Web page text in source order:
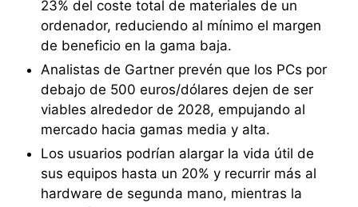
23% del coste total de materiales de un
ordenador, reduciendo al mínimo el margen
de beneficio en la gama baja.
Analistas de Gartner prevén que los PCs por
debajo de 500 euros/dólares dejen de ser
viables alrededor de 2028, empujando al
mercado hacia gamas media y alta.
Los usuarios podrían alargar la vida útil de
sus equipos hasta un 20% y recurrir más al
hardware de segunda mano, mientras la